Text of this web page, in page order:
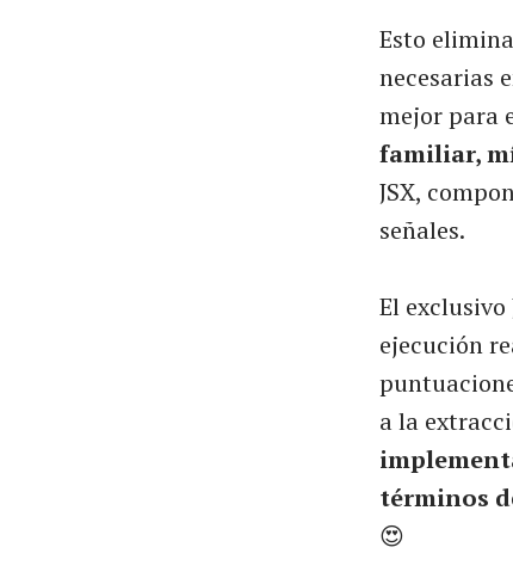
Esto
necesarias
mejor para
familiar,
JSX,
señales.
El
ejecución
a la
términos
😍